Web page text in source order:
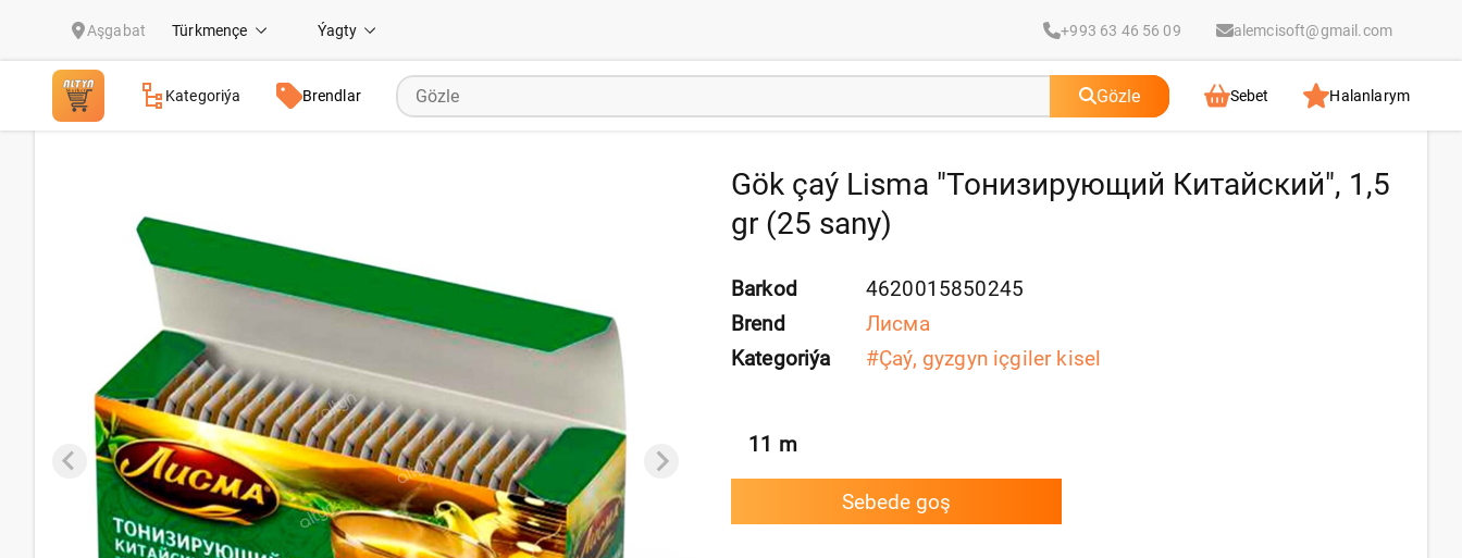
Aşgabat Türkmençe Ýagty +993 63 46 56 09 alemcisoft@gmail.com
Kategoriýa Brendlar Gözle Sebet Halanlarym
Gök çaý Lisma "Тонизирующий Китайский", 1,5
gr (25 sany)
Barkod
4620015850245
Brend
Лисма
Kategoriýa
#Çaý, gyzgyn içgiler kisel
11 m
Sebede goş